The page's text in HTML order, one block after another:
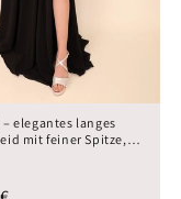
elegantes langes
mit feiner Spitze,